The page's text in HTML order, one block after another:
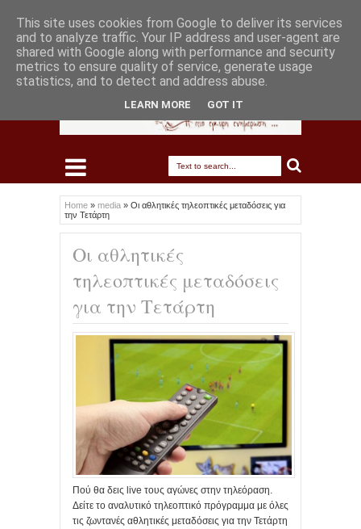
Home » media » Οι αθλητικές τηλεοπτικές μεταδόσεις για
την Τετάρτη
Οι αθλητικές
τηλεοπτικές μεταδόσεις
για την Τετάρτη
Πού θα δεις live τους αγώνες στην τηλεόραση.
Δείτε το αναλυτικό τηλεοπτικό πρόγραμμα με όλες
τις ζωντανές αθλητικές μεταδόσεις για την Τετάρτη
This site uses cookies from Google to deliver its services
and to analyze traffic. Your IP address and user-agent are
shared with Google along with performance and security
metrics to ensure quality of service, generate usage
statistics, and to detect and address abuse.
LEARN MORE GOT IT